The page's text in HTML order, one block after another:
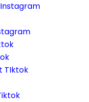
TIktok